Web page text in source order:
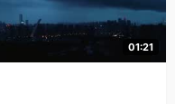
01:21